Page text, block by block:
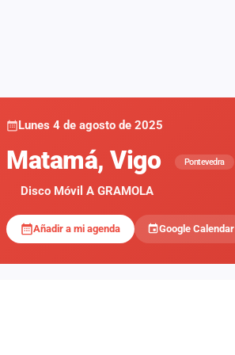
Lunes 4 de agosto de 2025
Matamá, Vigo Pontevedra
Disco Móvil A GRAMOLA
Añadir a mi agenda Google Calendar